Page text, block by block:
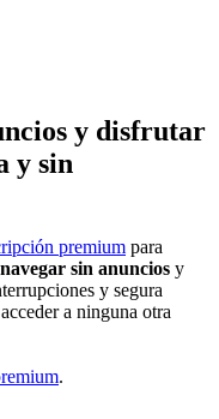
y disfrutar
y sin
premium para
navegar sin anuncios y
y segura
a ninguna otra
.